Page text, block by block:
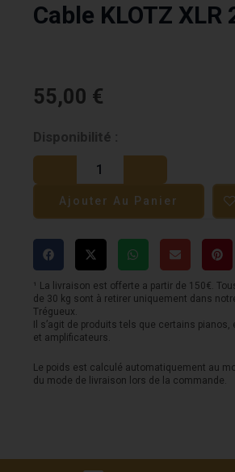
Cable KLOTZ XLR
55,00 €
Disponibilité :
quantité
de
Cable
KLOTZ
20m
Ajouter Au Panier
¹ La livraison est offerte a partir de 150€.
de 30 kg sont à retirer uniquement dans
Trégueux.
Il s’agit de produits tels que certains
et amplificateurs.
Le poids est calculé automatiquement au
du mode de livraison lors de la commande.